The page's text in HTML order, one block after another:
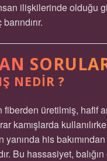
ilişkilerinde
NEDIR ?
üretilmiş, hafif
kamışlarda
yanında his
Bu hassasiyet,